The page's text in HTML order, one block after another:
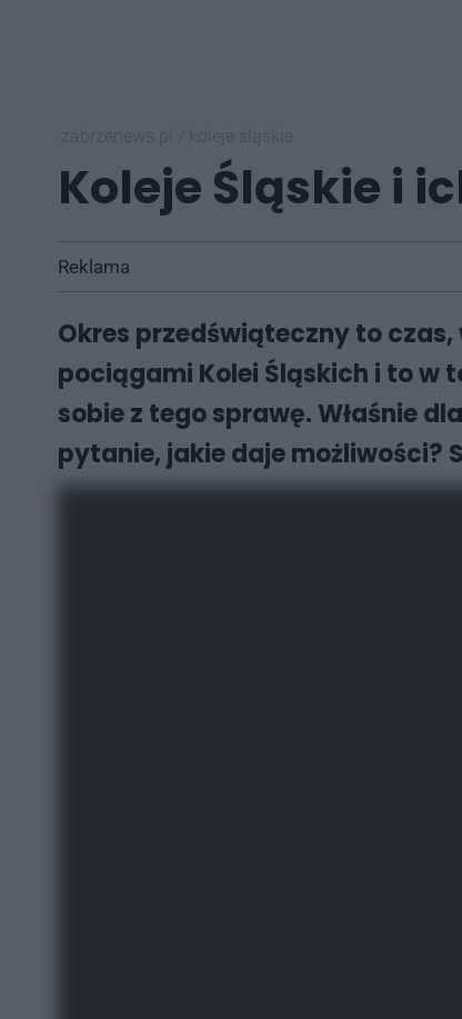
Koleje Śląskie i
Reklama
Okres przedświąteczny to
pociągami Kolei Śląskich i to w
sobie z tego sprawę. Właśnie
pytanie, jakie daje możliwości?